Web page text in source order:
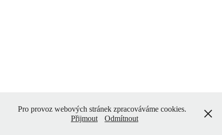
Pro provoz webových stránek zpracováváme cookies.
Přijmout
Odmítnout